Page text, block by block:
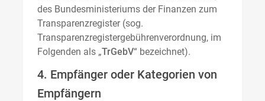
des Bundesministeriums der Finanzen zum
Transparenzregister (sog.
Transparenzregistergebührenverordnung, im
Folgenden als „TrGebV“ bezeichnet).
4. Empfänger oder Kategorien von
Empfängern